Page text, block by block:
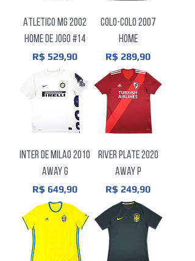
Atletico MG 2002
Home de Jogo #14
Preço
R$ 529,90
Colo-Colo 2007
Home
Preço
R$ 289,90
Inter de Milao 2010
Away G
Preço
R$ 649,90
River Plate 2020
Away P
Preço
R$ 249,90